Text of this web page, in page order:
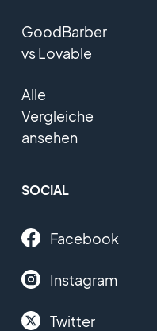
GoodBarber
vs Lovable
Alle
Vergleiche
ansehen
SOCIAL
Facebook
Instagram
Twitter